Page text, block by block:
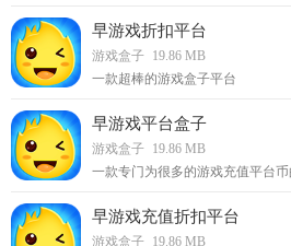
早游戏折扣平台
游戏盒子 19.86 MB
一款超棒的游戏盒子平台
早游戏平台盒子
游戏盒子 19.86 MB
一款专门为很多的游戏充值平台币
早游戏充值折扣平台
游戏盒子 19.86 MB